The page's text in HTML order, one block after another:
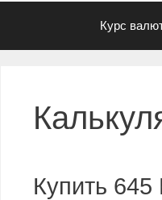
Курс
Купить